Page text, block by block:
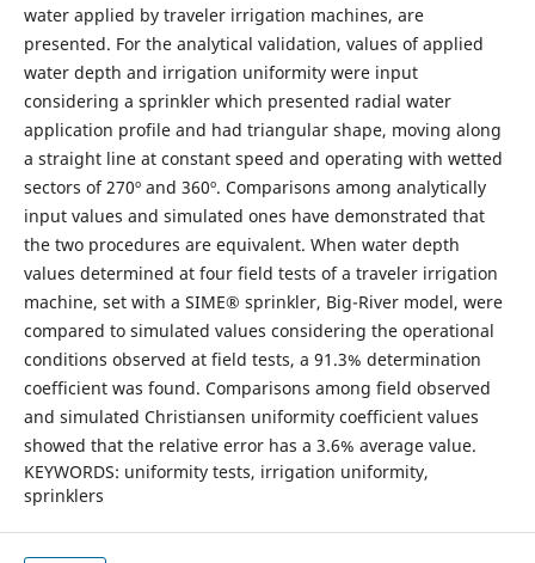
water applied by traveler irrigation machines, are
presented. For the analytical validation, values of applied
water depth and irrigation uniformity were input
considering a sprinkler which presented radial water
application profile and had triangular shape, moving along
a straight line at constant speed and operating with wetted
sectors of 270º and 360º. Comparisons among analytically
input values and simulated ones have demonstrated that
the two procedures are equivalent. When water depth
values determined at four field tests of a traveler irrigation
machine, set with a SIME® sprinkler, Big-River model, were
compared to simulated values considering the operational
conditions observed at field tests, a 91.3% determination
coefficient was found. Comparisons among field observed
and simulated Christiansen uniformity coefficient values
showed that the relative error has a 3.6% average value.
KEYWORDS: uniformity tests, irrigation uniformity,
sprinklers